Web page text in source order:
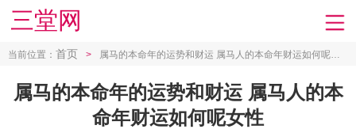
三堂网
当前位置： 首页 > 属马的本命年的运势和财运 属马人的本命年财运如何呢女性
属马的本命年的运势和财运 属马人的本
命年财运如何呢女性